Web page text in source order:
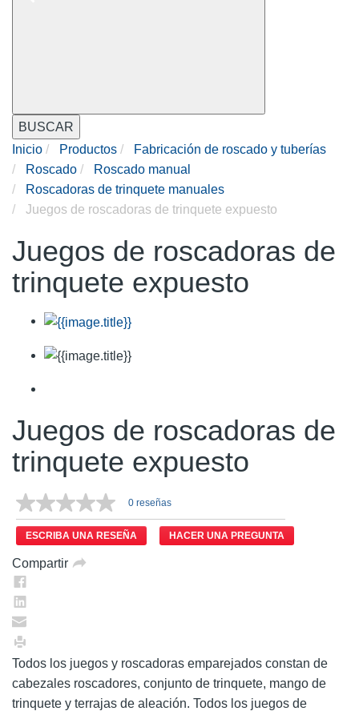
BUSCAR
Inicio
Productos
Fabricación de roscado y tuberías
Roscado
Roscado manual
Roscadoras de trinquete manuales
Juegos de roscadoras de trinquete expuesto
Juegos de roscadoras de
trinquete expuesto
Juegos de roscadoras de
trinquete expuesto
0 reseñas
ESCRIBA UNA RESEÑA HACER UNA PREGUNTA
Compartir
Todos los juegos y roscadoras emparejados constan de
cabezales roscadores, conjunto de trinquete, mango de
trinquete y terrajas de aleación. Todos los juegos de